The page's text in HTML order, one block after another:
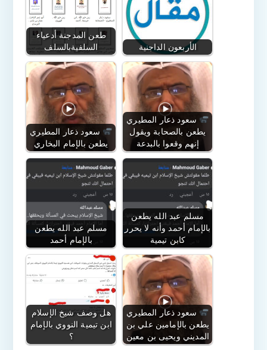
طعن المدجنة أدعياء
السلفيةبالسلف
الأربعون الداجنية
سعود ذعار المطيري
يطعن بالإمام البخاري
سعود ذعار المطيري
يطعن بالصحابة ويقول
إنهم وقعوا بالبدعة
مسلم عبد الله يطعن
بالإمام أحمد
مسلم عبد الله يطعن
بالإمام أحمد وأنه لا يحرر
كابن تيمية
هل وصف شيخ الإسلام
ابن تيمية النووي بالإمام
؟
سعود ذعار المطيري
يطعن بالإمامين علي بن
المديني ويحيى بن معين